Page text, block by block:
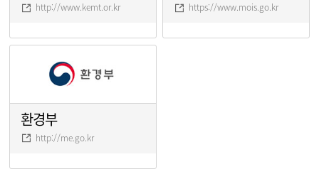
http://www.kemt.or.kr https://www.mois.go.kr
환경부
http://me.go.kr